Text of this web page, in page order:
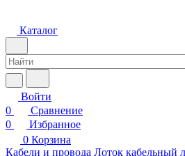
Каталог
Войти
0
Сравнение
0
Избранное
0 Корзина
Кабели и провода Лоток кабельный